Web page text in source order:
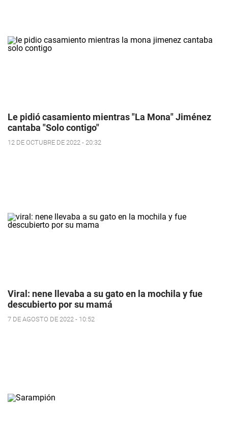
Le pidió casamiento mientras "La Mona" Jiménez
cantaba "Solo contigo"
12 DE OCTUBRE DE 2022 - 20:32
Viral: nene llevaba a su gato en la mochila y fue
descubierto por su mamá
7 DE AGOSTO DE 2022 - 10:52